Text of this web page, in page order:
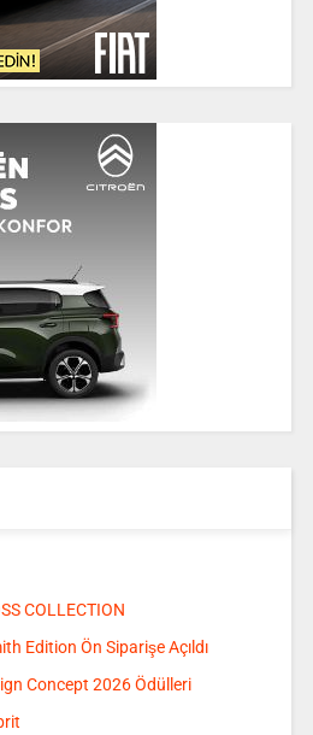
COLLECTION
Edition Ön Siparişe Açıldı
Concept 2026 Ödülleri